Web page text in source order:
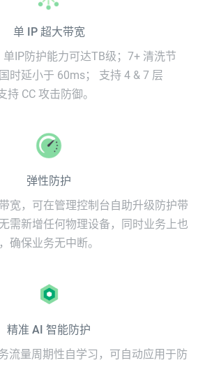
单 IP 超大带宽
单IP防护能力可达TB级；7+ 清洗节
时延小于 60ms； 支持 4 & 7 层
CC 攻击防御。
弹性防护
宽，可在管理控制台自助升级防护带
需新增任何物理设备，同时业务上也
确保业务无中断。
精准 AI 智能防护
流量周期性自学习，可自动应用于防